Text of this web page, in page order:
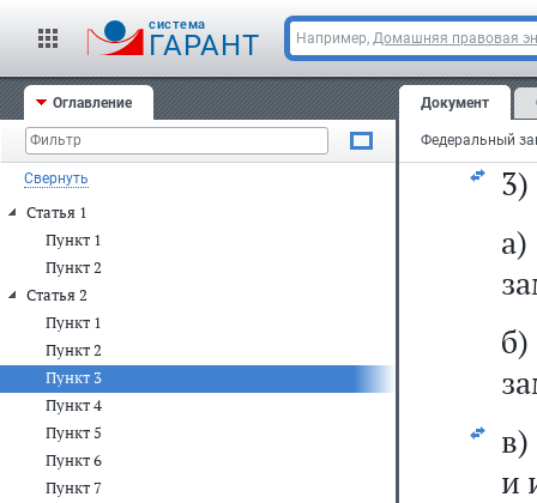
cистема
ГАРАНТ Например, Домашняя правовая
Оглавление
Свернуть
Статья 1
Пункт 1
Пункт 2
Статья 2
Пункт 1
Пункт 2
Пункт 3
Пункт 4
Пункт 5
Пункт 6
Пункт 7
Документ
и